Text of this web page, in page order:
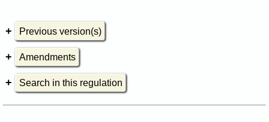
Previous version(s)
Amendments
Search in this regulation